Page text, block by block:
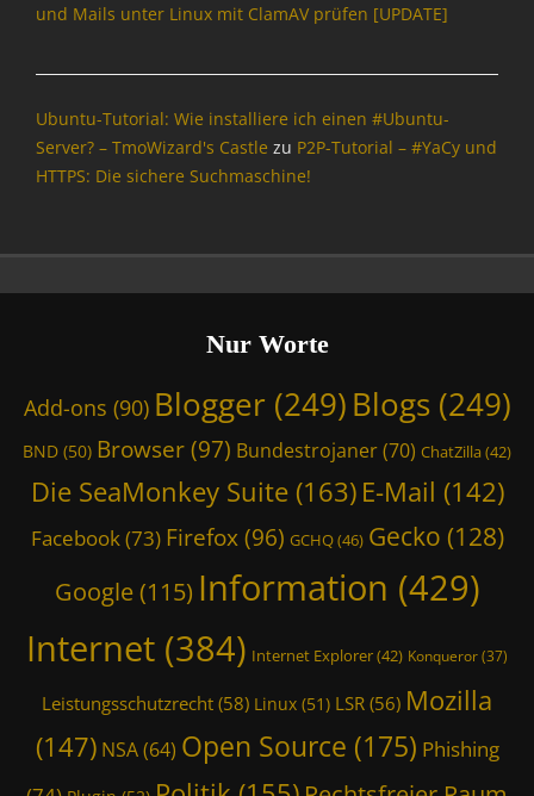
und Mails unter Linux mit ClamAV prüfen [UPDATE]
Ubuntu-Tutorial: Wie installiere ich einen #Ubuntu-
Server? – TmoWizard's Castle zu P2P-Tutorial – #YaCy und
HTTPS: Die sichere Suchmaschine!
Nur Worte
Add-ons (90) Blogger (249) Blogs(249)
BND (50) Browser (97) Bundestrojaner(70) ChatZilla(42)
Die SeaMonkey Suite(163) E-Mail (142)
Facebook(73) Firefox(96) GCHQ(46) Gecko (128)
Google(115) Information (429)
Internet (384) Internet Explorer(42) Konqueror(37)
Leistungsschutzrecht (58) Linux (51) LSR (56) Mozilla
(147) NSA(64) Open Source (175) Phishing